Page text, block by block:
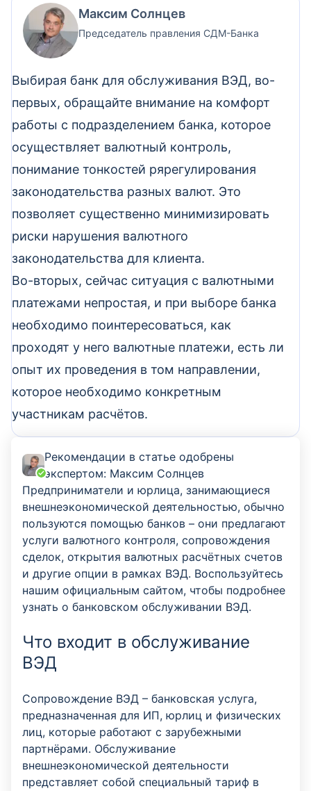
Максим Солнцев
Председатель правления СДМ-Банка
Выбирая банк для обслуживания ВЭД, во-
первых, обращайте внимание на комфорт
работы с подразделением банка, которое
осуществляет валютный контроль,
понимание тонкостей рярегулирования
законодательства разных валют. Это
позволяет существенно минимизировать
риски нарушения валютного
законодательства для клиента.
Во-вторых, сейчас ситуация с валютными
платежами непростая, и при выборе банка
необходимо поинтересоваться, как
проходят у него валютные платежи, есть ли
опыт их проведения в том направлении,
которое необходимо конкретным
участникам расчётов.
Рекомендации в статье одобрены
экспертом: Максим Солнцев
Предприниматели и юрлица, занимающиеся
внешнеэкономической деятельностью, обычно
пользуются помощью банков – они предлагают
услуги валютного контроля, сопровождения
сделок, открытия валютных расчётных счетов
и другие опции в рамках ВЭД. Воспользуйтесь
нашим официальным сайтом, чтобы подробнее
узнать о банковском обслуживании ВЭД.
Что входит в обслуживание
ВЭД
Сопровождение ВЭД – банковская услуга,
предназначенная для ИП, юрлиц и физических
лиц, которые работают с зарубежными
партнёрами. Обслуживание
внешнеэкономической деятельности
представляет собой специальный тариф в